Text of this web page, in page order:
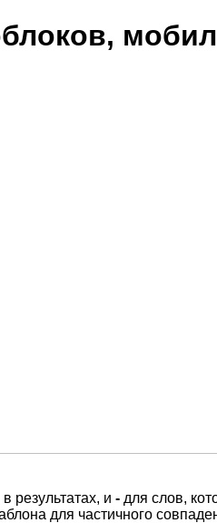
результатах, и - для слов,
для частичного